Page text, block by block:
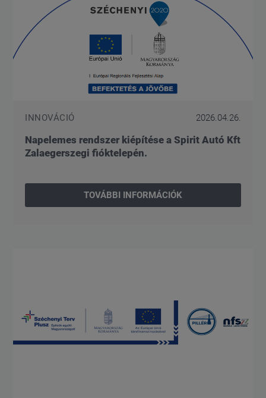
INNOVÁCIÓ 2026.04.26.
Napelemes rendszer kiépítése a Spirit Autó Kft
Zalaegerszegi fióktelepén.
TOVÁBBI INFORMÁCIÓK